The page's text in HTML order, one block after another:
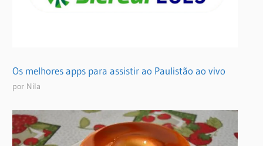
Os melhores apps para assistir ao Paulistão ao vivo
por Nila